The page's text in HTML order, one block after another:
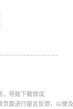
，导致下载错误;
面进行留言反馈，以便